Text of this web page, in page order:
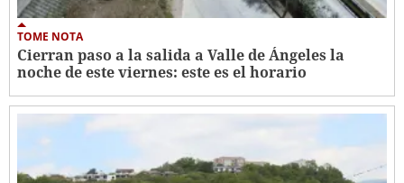
TOME NOTA
Cierran paso a la salida a Valle de Ángeles la
noche de este viernes: este es el horario